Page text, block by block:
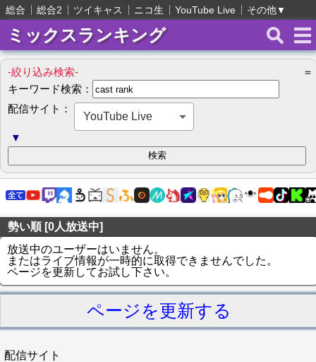
総合 総合2 ツイキャス ニコ生 YouTube Live その他▼
ミックスランキング
-絞り込み検索-
＝
キーワード検索：
配信サイト：
YouTube Live
▼
勢い順 [0人放送中]
放送中のユーザーはいません。
またはライブ情報が一時的に取得できませんでした。
ページを更新してお試し下さい。
ページを更新する
配信サイト